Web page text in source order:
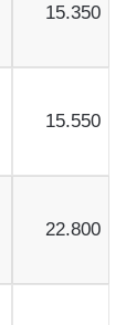
15.350
15.550
22.800